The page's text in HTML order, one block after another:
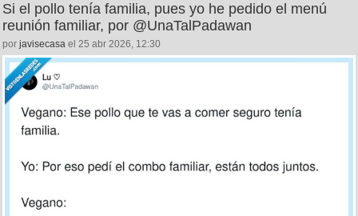
Si el pollo tenía familia, pues yo he pedido el menú
reunión familiar, por @UnaTalPadawan
por javisecasa el 25 abr 2026, 12:30